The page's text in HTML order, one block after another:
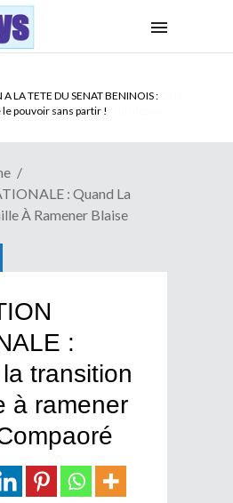
LA TETE DU SENAT BENINOIS :
pouvoir sans partir !
: Quand La
À Ramener Blaise
:
transition
à ramener